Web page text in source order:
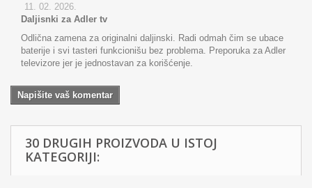
11. 02. 2026.
Daljisnki za Adler tv
Odlična zamena za originalni daljinski. Radi odmah čim se ubace
baterije i svi tasteri funkcionišu bez problema. Preporuka za Adler
televizore jer je jednostavan za korišćenje.
Napišite vaš komentar
30 DRUGIH PROIZVODA U ISTOJ
KATEGORIJI: